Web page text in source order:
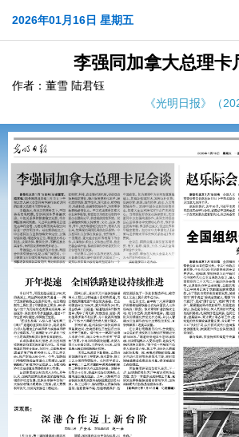
2026年01月16日 星期五
李强同加拿大总理卡
作者：董雪 陆君钰
《光明日报》（